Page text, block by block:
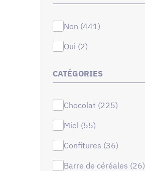
non (441)
oui (2)
CATÉGORIES
chocolat (225)
miel (55)
confitures (36)
barre de céréales (26)